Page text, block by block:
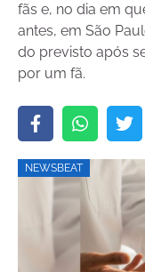
fãs e, no dia em
antes, em São
do previsto após
por um fã.
NEWSBEAT